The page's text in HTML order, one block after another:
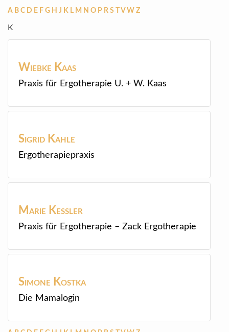
A B C D E F G H J K L M N O P R S V W Z
K
Wiebke Kaas
Praxis für Ergotherapie U. + W. Kaas
Sigrid Kahle
Ergotherapiepraxis
Marie Kessler
Praxis für Ergotherapie – Zack Ergotherapie
Simone Kostka
Die Mamalogin